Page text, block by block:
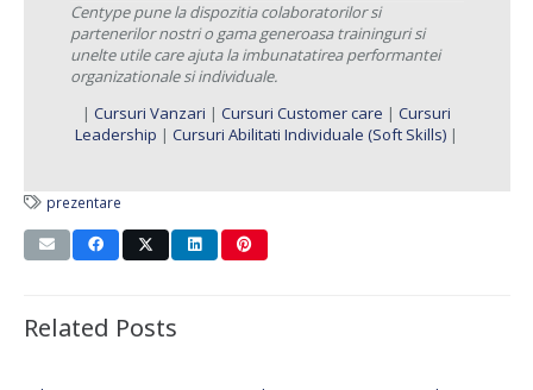
Centype pune la dispozitia colaboratorilor si
partenerilor nostri o gama generoasa traininguri si
unelte utile care ajuta la imbunatatirea performantei
organizationale si individuale.
| Cursuri Vanzari | Cursuri Customer care | Cursuri
Leadership | Cursuri Abilitati Individuale (Soft Skills) |
prezentare
Related Posts